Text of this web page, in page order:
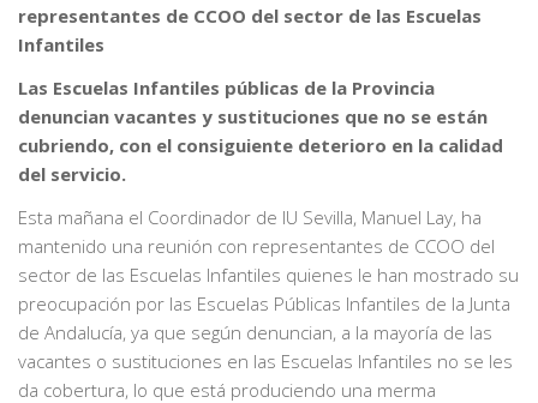
representantes de CCOO del sector de las Escuelas
Infantiles
Las Escuelas Infantiles públicas de la Provincia
denuncian vacantes y sustituciones que no se están
cubriendo, con el consiguiente deterioro en la calidad
del servicio.
Esta mañana el Coordinador de IU Sevilla, Manuel Lay, ha
mantenido una reunión con representantes de CCOO del
sector de las Escuelas Infantiles quienes le han mostrado su
preocupación por las Escuelas Públicas Infantiles de la Junta
de Andalucía, ya que según denuncian, a la mayoría de las
vacantes o sustituciones en las Escuelas Infantiles no se les
da cobertura, lo que está produciendo una merma